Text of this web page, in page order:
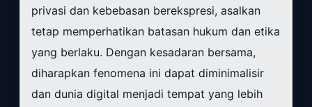
privasi dan kebebasan berekspresi, asalkan
tetap memperhatikan batasan hukum dan etika
yang berlaku. Dengan kesadaran bersama,
diharapkan fenomena ini dapat diminimalisir
dan dunia digital menjadi tempat yang lebih